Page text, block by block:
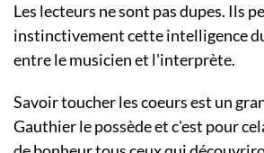
Les lecteurs ne sont pas dupes. Ils
instinctivement cette intelligence
entre le musicien et l'interprète.
Savoir toucher les coeurs est un
Gauthier le possède et c'est pour